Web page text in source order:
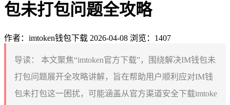
包未打包问题全攻略
作者：imtoken钱包下载 2026-04-08 浏览：1407
导读：
本文聚焦“imtoken官方下载”，围绕解决IM钱包未
打包问题展开全攻略讲解，旨在帮助用户顺利应对IM钱
包未打包这一困扰，可能涵盖从官方渠道安全下载imtoke